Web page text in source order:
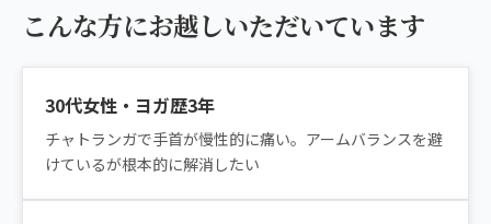
こんな方にお越しいただいています
30代女性・ヨガ歴3年
チャトランガで手首が慢性的に痛い。アームバランスを避
けているが根本的に解消したい